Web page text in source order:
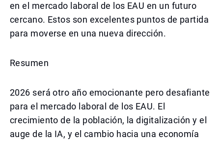
en el mercado laboral de los EAU en un futuro
cercano. Estos son excelentes puntos de partida
para moverse en una nueva dirección.
Resumen
2026 será otro año emocionante pero desafiante
para el mercado laboral de los EAU. El
crecimiento de la población, la digitalización y el
auge de la IA, y el cambio hacia una economía